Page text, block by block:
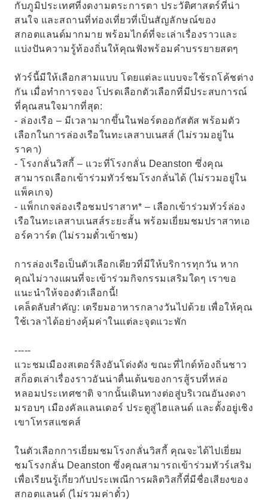
กับภูมิประเทศที่งดงามตระการตา ประวัติศาสตร์ที่น่า
สนใจ และสถานที่ท่องเที่ยวที่เป็นสัญลักษณ์ของ
สกอตแลนด์มากมาย พร้อมไกด์ที่จะเล่าเรื่องราวและ
แบ่งปันความรู้ท้องถิ่นให้คุณฟังพร้อมคำบรรยายสดๆ
ทัวร์นี้มีให้เลือกสามแบบ โดยแต่ละแบบจะใช้รถโค้ชต่าง
กัน เมื่อทำการจอง โปรดเลือกตัวเลือกที่มีประสบการณ์
ที่คุณสนใจมากที่สุด:
- ล่องเรือ – มีเวลามากขึ้นในฟอร์ตออกัสตัส พร้อมตัว
เลือกในการล่องเรือในทะเลสาบเนสส์ (ไม่รวมอยู่ใน
ราคา)
- โรงกลั่นวิสกี้ – แวะที่โรงกลั่น Deanston ซึ่งคุณ
สามารถเลือกเข้าร่วมทัวร์ชมโรงกลั่นได้ (ไม่รวมอยู่ใน
แพ็คเกจ)
- แพ็กเกจล่องเรือชมปราสาท* – เลือกเข้าร่วมทัวร์ล่อง
เรือในทะเลสาบเนสส์ระยะสั้น พร้อมเยี่ยมชมปราสาทเอ
อร์ควาร์ต (ไม่รวมตั๋วเข้าชม)
การล่องเรือเป็นตัวเลือกเดียวที่มีให้บริการทุกวัน หาก
คุณไม่วางแผนที่จะเข้าร่วมกิจกรรมเสริมใดๆ เราขอ
แนะนำให้จองตัวเลือกนี้!
เคล็ดลับสำคัญ: เตรียมอาหารกลางวันไปด้วย เพื่อให้คุณ
ใช้เวลาได้อย่างคุ้มค่าในแต่ละจุดแวะพัก
-----
แวะชมเมืองสเตอร์ลิงอันโด่งดัง ขณะที่ไกด์ท้องถิ่นชาว
สก็อตเล่าเรื่องราวอันน่าตื่นเต้นของการสู้รบที่หล่อ
หลอมประเทศชาติ จากนั้นเดินทางต่อสู่บริเวณอันงดงา
มรอบๆ เมืองคัลแลนเดอร์ ประตูสู่ไฮแลนด์ และตั้งอยู่เชิง
เขาโทรสแซคส์
ในตัวเลือกการเยี่ยมชมโรงกลั่นวิสกี้ คุณจะได้ไปเยี่ยม
ชมโรงกลั่น Deanston ซึ่งคุณสามารถเข้าร่วมทัวร์เสริม
เพื่อเรียนรู้เกี่ยวกับประเพณีการผลิตวิสกี้ที่มีชื่อเสียงของ
สกอตแลนด์ (ไม่รวมค่าตั๋ว)